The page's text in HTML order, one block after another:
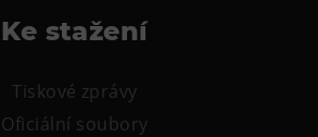
Ke stažení
Tiskové zprávy
Oficiální soubory